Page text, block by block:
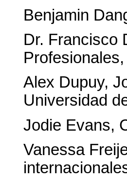
Benjamin
Dr. Francisco
Alex Dupuy,
Universidad
Jodie Evans,
Vanessa